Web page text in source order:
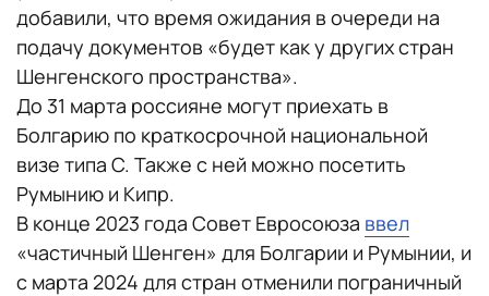
добавили, что время ожидания в очереди на
подачу документов «будет как у других стран
Шенгенского пространства».
До 31 марта россияне могут приехать в
Болгарию по краткосрочной национальной
визе типа С. Также с ней можно посетить
Румынию и Кипр.
В конце 2023 года Совет Евросоюза ввел
«частичный Шенген» для Болгарии и Румынии, и
с марта 2024 для стран отменили пограничный